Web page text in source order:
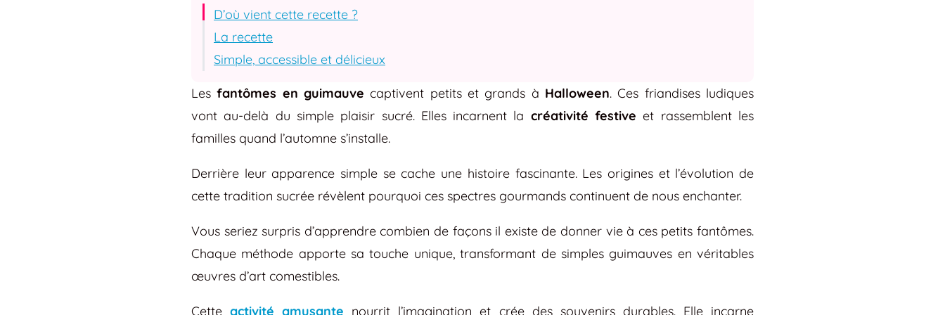
D’où vient cette recette ?
La recette
Simple, accessible et délicieux
Lesfantômes en guimauve captivent petits et grands à Halloween. Ces friandises ludiques
vont au-delà du simple plaisir sucré. Elles incarnent la créativité festive et rassemblent les
familles quand l’automne s’installe.
Derrière leur apparence simple se cache une histoire fascinante. Les origines et l’évolution de
cette tradition sucrée révèlent pourquoi ces spectres gourmands continuent de nous enchanter.
Vous seriez surpris d’apprendre combien de façons il existe de donner vie à ces petits fantômes.
Chaque méthode apporte sa touche unique, transformant de simples guimauves en véritables
œuvres d’art comestibles.
Cetteactivité amusante nourrit l’imagination et crée des souvenirs durables. Elle incarne